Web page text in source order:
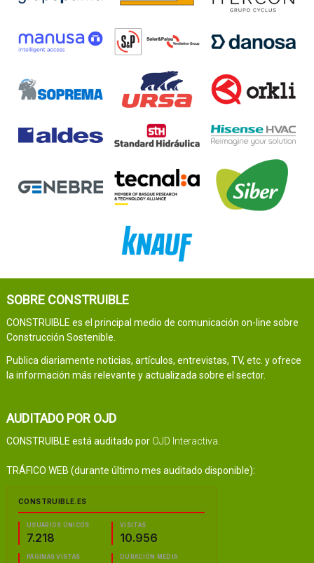
SOBRE CONSTRUIBLE
CONSTRUIBLE es el principal medio de comunicación on-line sobre
Construcción Sostenible.
Publica diariamente noticias, artículos, entrevistas, TV, etc. y ofrece
la información más relevante y actualizada sobre el sector.
AUDITADO POR OJD
CONSTRUIBLE está auditado por OJD Interactiva
TRÁFICO WEB (durante último mes auditado disponible):